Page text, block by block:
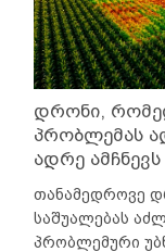
დრონი,
პრობლემას
ადრე ამჩნევს
თანამედროვე
საშუალებას
პრობლემური